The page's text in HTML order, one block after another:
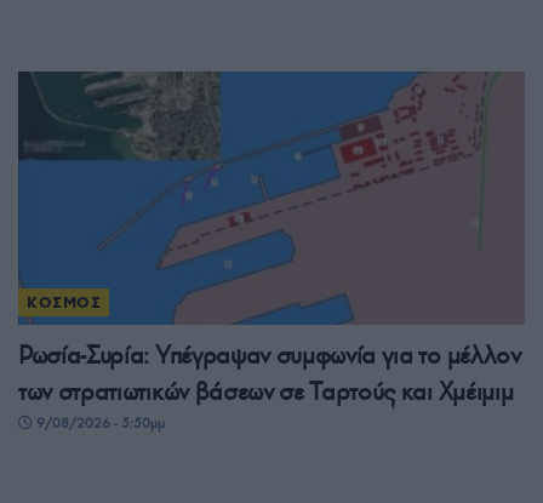
ΚΟΣΜΟΣ
Ρωσία-Συρία: Υπέγραψαν συμφωνία για το μέλλον
των στρατιωτικών βάσεων σε Ταρτούς και Χμέιμιμ
9/08/2026 - 5:50μμ